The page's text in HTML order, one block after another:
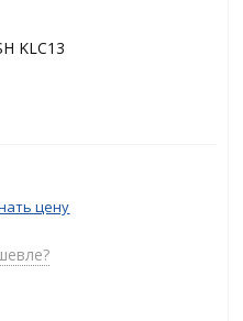
KLC13
цену